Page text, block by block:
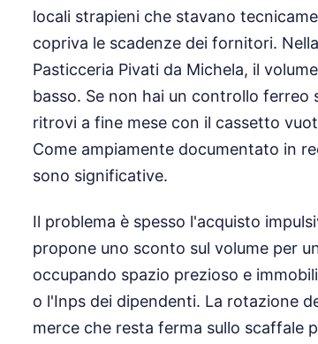
locali strapieni che stavano
copriva le scadenze dei fornitori.
Pasticceria Pivati da Michela, il
basso. Se non hai un controllo ferreo
ritrovi a fine mese con il cassetto
Come ampiamente documentato in
sono significative.
Il problema è spesso l'acquisto
propone uno sconto sul volume per
occupando spazio prezioso e
o l'Inps dei dipendenti. La rotazione
merce che resta ferma sullo scaffale